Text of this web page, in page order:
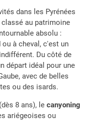
dans les Pyrénées
classé au patrimoine
absolu :
à cheval, c'est un
Du côté de
départ idéal pour une
avec de belles
ou des isards.
8 ans), le canyoning
ariégeoises ou